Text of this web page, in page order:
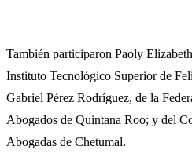
También participaron Paoly
Instituto Tecnológico Superior de
Gabriel Pérez Rodríguez, de la
Abogados de Quintana Roo; y del
Abogadas de Chetumal.